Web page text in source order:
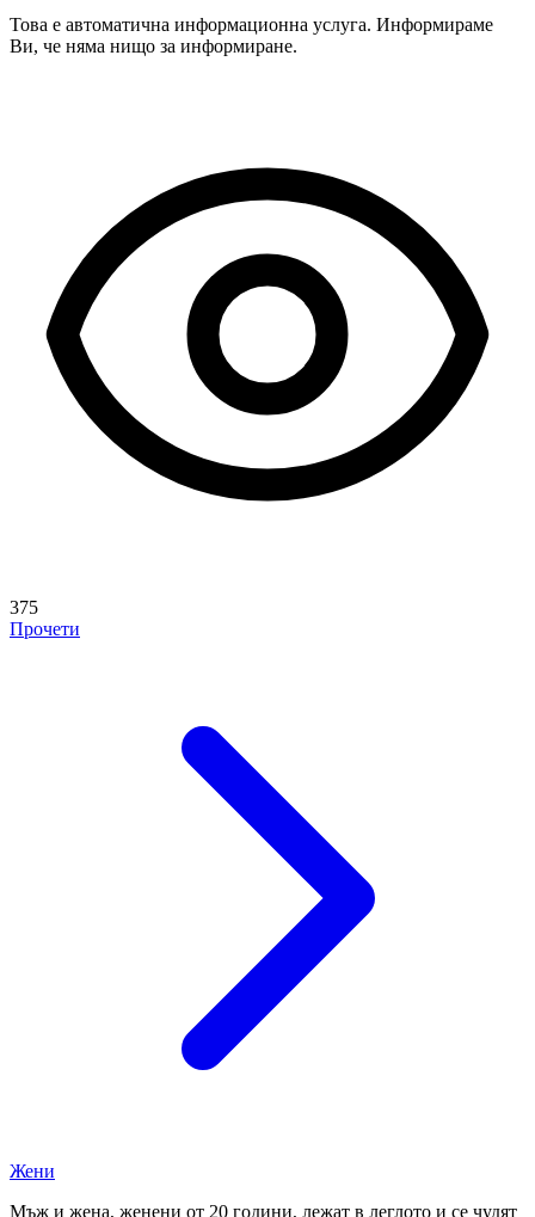
Това е автоматична информационна услуга. Информираме
Ви, че няма нищо за информиране.
375
Прочети
Жени
Мъж и жена, женени от 20 години, лежат в леглото и се чудят